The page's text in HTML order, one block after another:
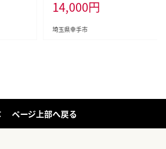
ち運び
ア ソ
リコ
丸洗い 清潔 簡単 薄型 コンパクト
持ち運び 便利 シリコン 埼玉県 幸
手市
14,000円
埼玉県幸手市
ページ上部へ戻る